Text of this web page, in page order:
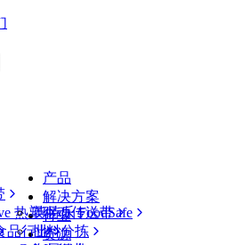
产品
热塑驱动传送带
解决方案
英特乐 FoodSafe
批料分拣
行业
品行业资源